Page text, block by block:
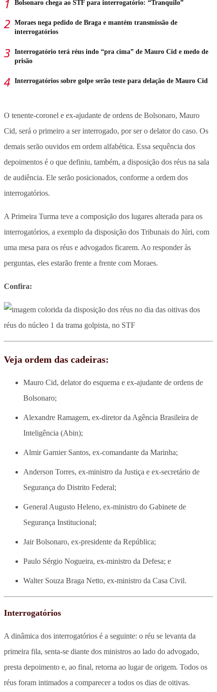
Bolsonaro chega ao STF para interrogatório: “Tranquilo”
Moraes nega pedido de Braga e mantém transmissão de
interrogatórios
Interrogatório terá réus indo “pra cima” de Mauro Cid e medo de
prisão
Interrogatórios sobre golpe serão teste para delação de Mauro Cid
O tenente-coronel e ex-ajudante de ordens de Bolsonaro, Mauro
Cid, será o primeiro a ser interrogado, por ser o delator do caso. Os
demais serão ouvidos em ordem alfabética. Essa sequência dos
depoimentos é o que definiu, também, a disposição dos réus na sala
de audiência. Ele serão posicionados, conforme a ordem dos
interrogatórios.
A Primeira Turma teve a composição dos lugares alterada para os
interrogatórios, a exemplo da disposição dos Tribunais do Júri, com
uma mesa para os réus e advogados ficarem. Ao responder às
perguntas, eles estarão frente a frente com Moraes.
Confira:
Veja ordem das cadeiras:
Mauro Cid, delator do esquema e ex-ajudante de ordens de
Bolsonaro;
Alexandre Ramagem, ex-diretor da Agência Brasileira de
Inteligência (Abin);
Almir Garnier Santos, ex-comandante da Marinha;
Anderson Torres, ex-ministro da Justiça e ex-secretário de
Segurança do Distrito Federal;
General Augusto Heleno, ex-ministro do Gabinete de
Segurança Institucional;
Jair Bolsonaro, ex-presidente da República;
Paulo Sérgio Nogueira, ex-ministro da Defesa; e
Walter Souza Braga Netto, ex-ministro da Casa Civil.
Interrogatórios
A dinâmica dos interrogatórios é a seguinte: o réu se levanta da
primeira fila, senta-se diante dos ministros ao lado do advogado,
presta depoimento e, ao final, retorna ao lugar de origem. Todos os
réus foram intimados a comparecer a todos os dias de oitivas.